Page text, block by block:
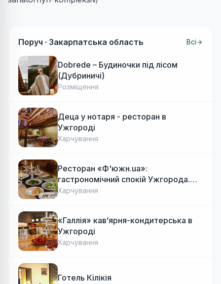
Поруч · Закарпатська область Всі
Dobrede – Будиночки під лісом
(Дубриничі)
Розміщення
Деца у нотаря - ресторан в
Ужгороді
Харчування
Ресторан «Ф'южн.ua»:
гастрономічний спокій Ужгорода.
Авторська локальна кухня, затишок
Харчування
«Галлія» кав’ярня-кондитерська в
Ужгороді
Харчування
Готель Кілікія